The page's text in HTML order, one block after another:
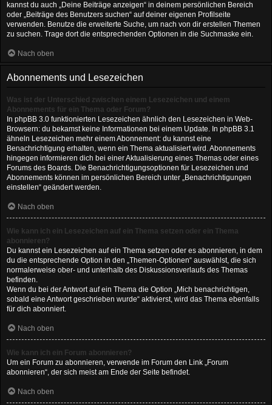
kannst du auch „Deine Beiträge anzeigen“ in deinem persönlichen Bereich
oder „Beiträge des Benutzers suchen“ auf deiner eigenen Profilseite
verwenden. Benutze die erweiterte Suche, um nach von dir erstellen Themen
zu suchen. Trage dort die entsprechenden Optionen in die Suchmaske ein.
Nach oben
Abonnements und Lesezeichen
Was ist der Unterschied zwischen einem Lesezeichen und einem
Abonnements für ein Thema oder Forum?
In phpBB 3.0 funktionierten Lesezeichen ähnlich den Lesezeichen in Web-
Browsern: du bekamst keine Informationen bei einem Update. In phpBB 3.1
ähneln Lesezeichen mehr einem Abonnement: du kannst eine
Benachrichtigung erhalten, wenn ein Thema aktualisiert wird. Abonnements
hingegen informieren dich bei einer Aktualisierung eines Themas oder eines
Forums des Boards. Die Benachrichtigungsoptionen für Lesezeichen und
Abonnements können im persönlichen Bereich unter „Benachrichtigungen
einstellen“ geändert werden.
Nach oben
Wie kann ich ein Lesezeichen auf ein Thema setzen oder ein Thema
abonnieren?
Du kannst ein Lesezeichen auf ein Thema setzen oder es abonnieren, in dem
du die entsprechende Option in den „Themen-Optionen“ auswählst, die sich
normalerweise ober- und unterhalb des Diskussionsverlaufs des Themas
befinden.
Wenn du bei der Antwort auf ein Thema die Option „Mich benachrichtigen,
sobald eine Antwort geschrieben wurde“ aktivierst, wird das Thema ebenfalls
für dich abonniert.
Nach oben
Wie kann ich ein Forum abonnieren?
Um ein Forum zu abonnieren, verwende im Forum den Link „Forum
abonnieren“, der sich meist am Ende der Seite befindet.
Nach oben